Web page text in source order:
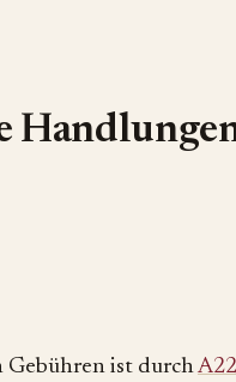
ist durch